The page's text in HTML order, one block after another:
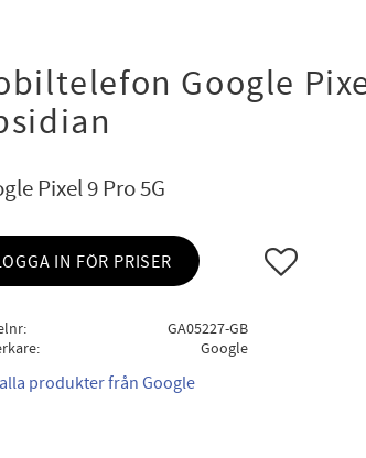
Google
Pixel 9 Pro 5G
IN FÖR PRISER Lägg till i
GA05227-GB
Google
produkter från Google